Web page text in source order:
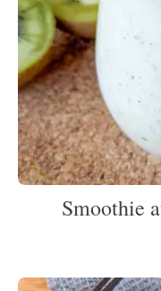
Smoothie